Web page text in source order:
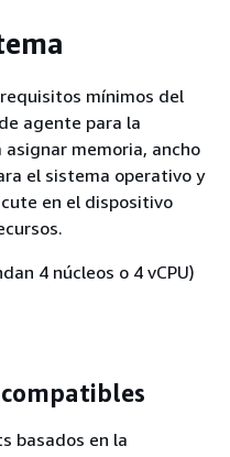
mínimos del
agente para la
memoria, ancho
el sistema operativo y
en el dispositivo
4 núcleos o 4 vCPU)
basados en la